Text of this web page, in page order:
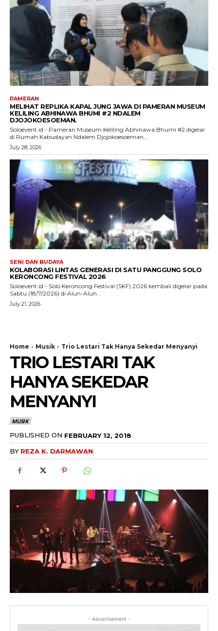
PAMERAN
MELIHAT REPLIKA KAPAL JUNG JAWA DI PAMERAN MUSEUM
KELILING ABHINAWA BHUMI #2 NDALEM
DJOJOKOESOEMAN.
Soloevent.id - Pameran Museum Keliling Abhinawa Bhumi #2 digelar
di Rumah Kabudayan Ndalem Djojokoesoeman,...
July 28, 2026
SENI DAN BUDAYA
KOLABORASI LINTAS GENERASI DI SATU PANGGUNG SOLO
KERONCONG FESTIVAL 2026
Soloevent.id - Solo Keroncong Festival (SKF) 2026 kembali digelar pada
Sabtu (18/7/2026) di Alun-Alun...
July 21, 2026